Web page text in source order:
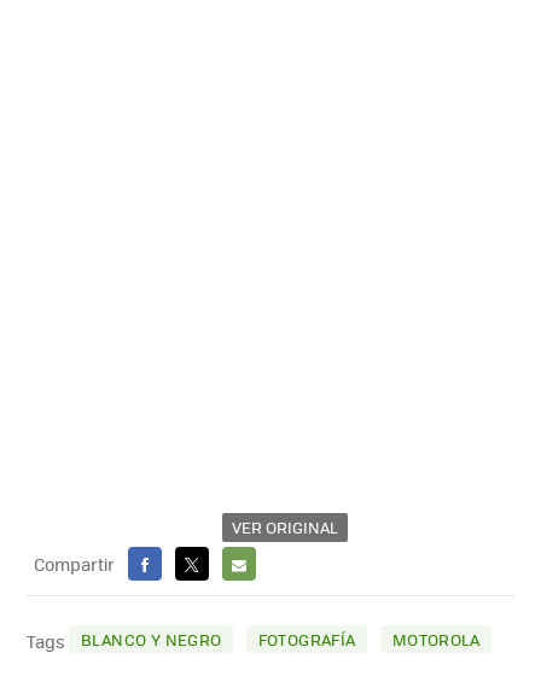
VER ORIGINAL
Compartir
FACEBOOK
X
E-
MAIL
Tags BLANCO Y NEGRO FOTOGRAFÍA MOTOROLA